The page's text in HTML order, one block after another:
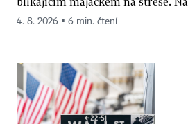
4. 8. 2026 ▪ 6 min. čtení